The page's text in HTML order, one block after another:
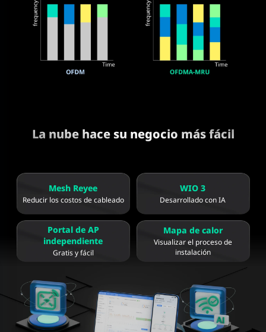
La nube hace su negocio más fácil
Mesh Reyee
Reducir los costos de cableado
WIO 3
Desarrollado con IA
Portal de AP
independiente
Gratis y fácil
Mapa de calor
Visualizar el proceso de
instalación